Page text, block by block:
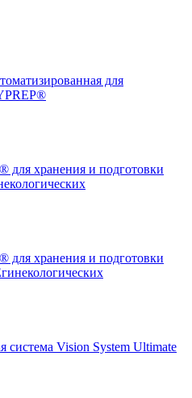
для
для хранения и подготовки
для хранения и подготовки
система Vision System Ultimate